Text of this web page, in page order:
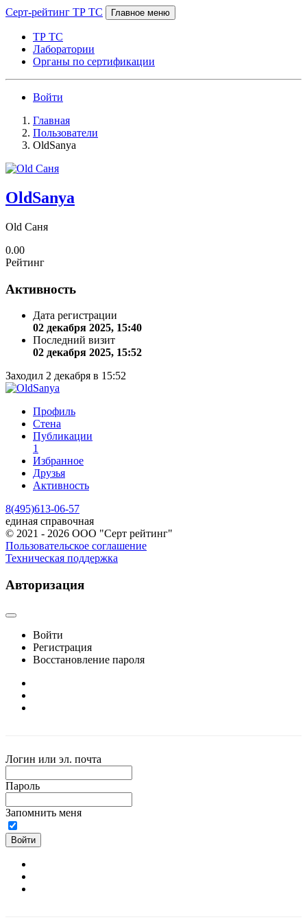
Серт-рейтинг ТР ТС Главное меню
ТР ТС
Лаборатории
Органы по сертификации
Войти
Главная
Пользователи
OldSanya
OldSanya
Old Саня
0.00
Рейтинг
Активность
Дата регистрации
02 декабря 2025, 15:40
Последний визит
02 декабря 2025, 15:52
Заходил 2 декабря в 15:52
Профиль
Стена
Публикации
1
Избранное
Друзья
Активность
8(495)613-06-57
единая справочная
© 2021 - 2026 ООО "Серт рейтинг"
Пользовательское соглашение
Техническая поддержка
Авторизация
Войти
Регистрация
Восстановление пароля
Логин или эл. почта
Пароль
Запомнить меня
Войти